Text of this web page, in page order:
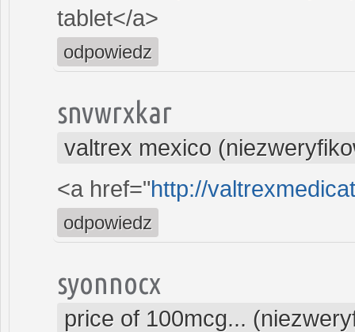
tablet</a>
odpowiedz
snvwrxkar
valtrex mexico
<a href="http://
odpowiedz
syonnocx
price of 100mcg...